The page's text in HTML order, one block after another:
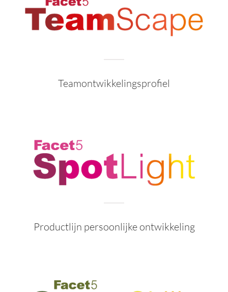
Teamontwikkelingsprofiel
Productlijn persoonlijke ontwikkeling